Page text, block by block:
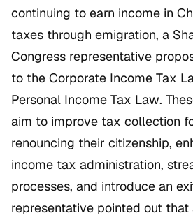
continuing to earn income in
taxes through emigration, a
Congress representative
to the Corporate Income Tax
Personal Income Tax Law.
aim to improve tax collection
renouncing their citizenship,
income tax administration,
processes, and introduce an
representative pointed out